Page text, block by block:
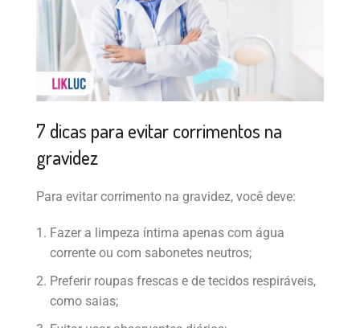
7 dicas para evitar corrimentos na
gravidez
Para evitar corrimento na gravidez, você deve:
Fazer a limpeza íntima apenas com água
corrente ou com sabonetes neutros;
Preferir roupas frescas e de tecidos respiráveis,
como saias;